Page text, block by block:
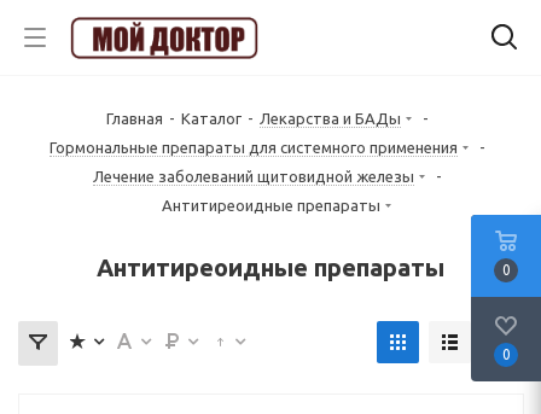
Главная - Каталог - Лекарства и БАДы
-
Гормональные препараты для системного применения
-
Лечение заболеваний щитовидной железы
-
Антитиреоидные препараты
Антитиреоидные препараты 0
0